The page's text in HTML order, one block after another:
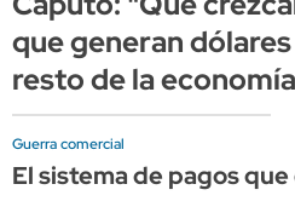
que generan
resto de la
Guerra comercial
El sistema de pagos